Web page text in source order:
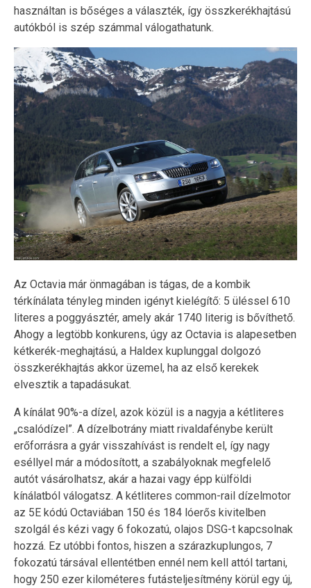
használtan is bőséges a választék, így összkerékhajtású
autókból is szép számmal válogathatunk.
Az Octavia már önmagában is tágas, de a kombik
térkínálata tényleg minden igényt kielégítő: 5 üléssel 610
literes a poggyásztér, amely akár 1740 literig is bővíthető.
Ahogy a legtöbb konkurens, úgy az Octavia is alapesetben
kétkerék-meghajtású, a Haldex kuplunggal dolgozó
összkerékhajtás akkor üzemel, ha az első kerekek
elvesztik a tapadásukat.
A kínálat 90%-a dízel, azok közül is a nagyja a kétliteres
„csalódízel”. A dízelbotrány miatt rivaldafénybe került
erőforrásra a gyár visszahívást is rendelt el, így nagy
eséllyel már a módosított, a szabályoknak megfelelő
autót vásárolhatsz, akár a hazai vagy épp külföldi
kínálatból válogatsz. A kétliteres common-rail dízelmotor
az 5E kódú Octaviában 150 és 184 lóerős kivitelben
szolgál és kézi vagy 6 fokozatú, olajos DSG-t kapcsolnak
hozzá. Ez utóbbi fontos, hiszen a szárazkuplungos, 7
fokozatú társával ellentétben ennél nem kell attól tartani,
hogy 250 ezer kilométeres futásteljesítmény körül egy új,